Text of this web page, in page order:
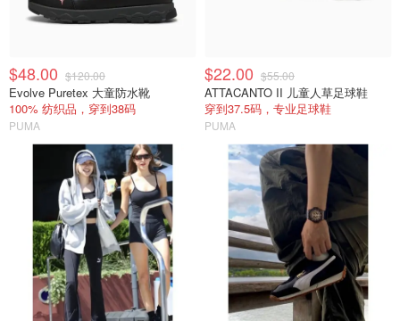
$48.00 $120.00
Evolve Puretex 大童防水靴
100% 纺织品，穿到38码
PUMA
$22.00 $55.00
ATTACANTO II 儿童人草足球鞋
穿到37.5码，专业足球鞋
PUMA